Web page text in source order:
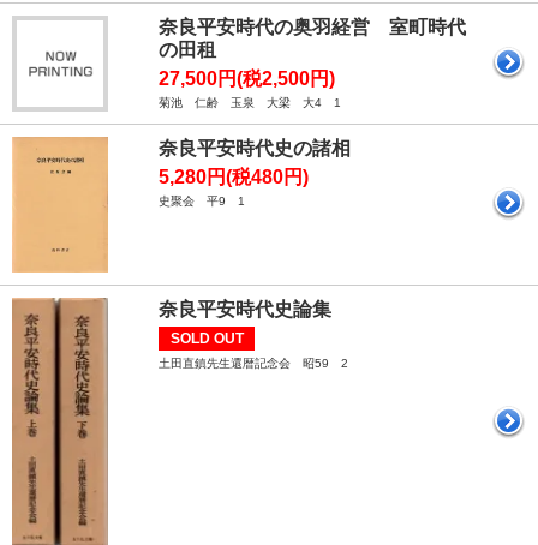
奈良平安時代の奥羽経営 室町時代
の田租
27,500円(税2,500円)
菊池 仁齢 玉泉 大梁 大4 1
奈良平安時代史の諸相
5,280円(税480円)
史聚会 平9 1
奈良平安時代史論集
SOLD OUT
土田直鎮先生還暦記念会 昭59 2